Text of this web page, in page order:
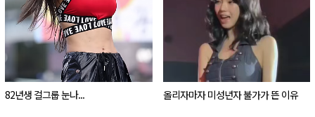
82년생 걸그룹 눈나... 올리자마자 미성년자 불가가 뜬 이유